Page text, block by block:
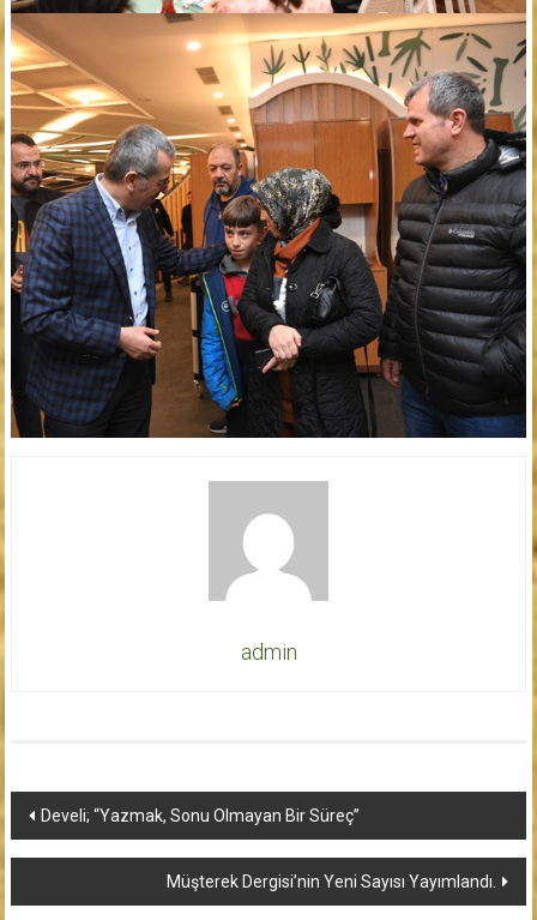
admin
Yazı
dolaşımı
Develi; “Yazmak, Sonu Olmayan Bir Süreç”
Müşterek Dergisi’nin Yeni Sayısı Yayımlandı.